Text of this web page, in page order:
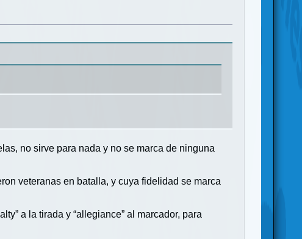
no sirve para nada y no se marca de ninguna
veteranas en batalla, y cuya fidelidad se marca
a la tirada y “allegiance” al marcador, para